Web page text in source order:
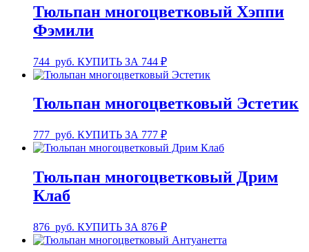
Тюльпан многоцветковый Хэппи
Фэмили
744 руб. КУПИТЬ ЗА 744 ₽
Тюльпан многоцветковый Эстетик
777 руб. КУПИТЬ ЗА 777 ₽
Тюльпан многоцветковый Дрим
Клаб
876 руб. КУПИТЬ ЗА 876 ₽